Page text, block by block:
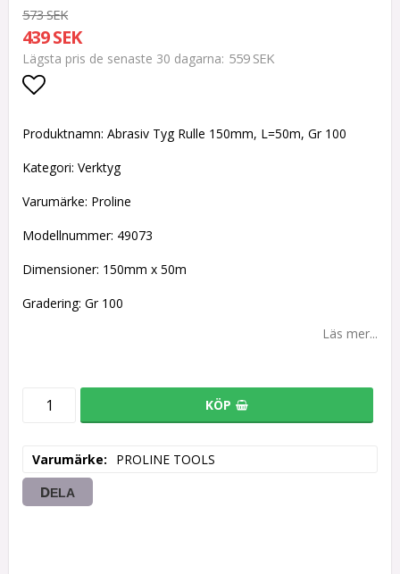
573 SEK
439 SEK
Lägsta pris de senaste 30 dagarna 559 SEK
Produktnamn: Abrasiv Tyg Rulle 150mm, L=50m, Gr 100
Kategori: Verktyg
Varumärke: Proline
Modellnummer: 49073
Dimensioner: 150mm x 50m
Gradering: Gr 100
Läs mer...
KÖP
Varumärke PROLINE TOOLS
DELA